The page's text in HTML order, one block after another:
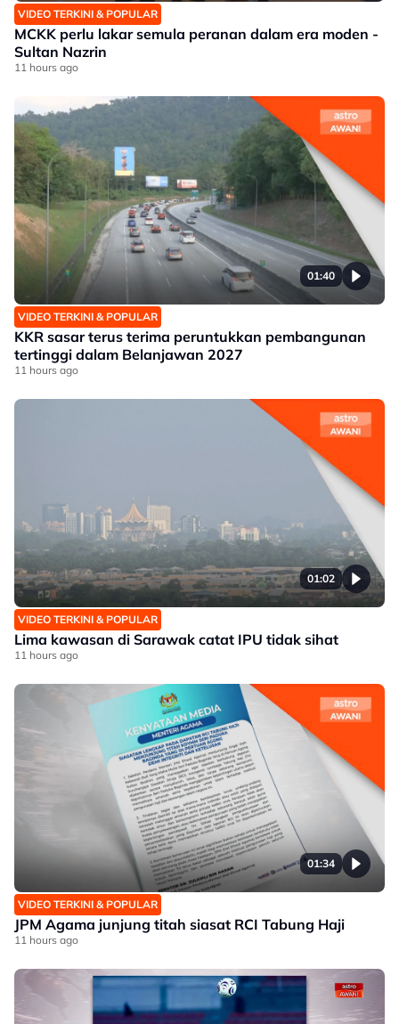
VIDEO TERKINI & POPULAR
MCKK perlu lakar semula peranan dalam era moden -
Sultan Nazrin
11 hours ago
01:40
VIDEO TERKINI & POPULAR
KKR sasar terus terima peruntukkan pembangunan
tertinggi dalam Belanjawan 2027
11 hours ago
01:02
VIDEO TERKINI & POPULAR
Lima kawasan di Sarawak catat IPU tidak sihat
11 hours ago
01:34
VIDEO TERKINI & POPULAR
JPM Agama junjung titah siasat RCI Tabung Haji
11 hours ago